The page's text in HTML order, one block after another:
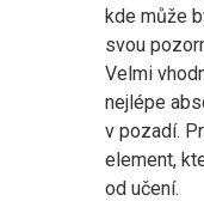
kde může
svou
Velmi
nejlépe
v pozadí.
element,
od učení.